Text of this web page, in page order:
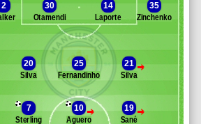
des remplaçants Manchest. City
2
30
Otamendi
14
Laporte
35
Zinchenko
20
Silva
25
Fernandinho
>
21
Silva
7
Sterling
>
10
Aguero
>
19
Sané